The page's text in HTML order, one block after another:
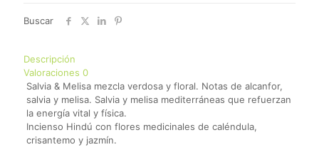
Buscar
Descripción
Valoraciones 0
Salvia & Melisa mezcla verdosa y floral. Notas de alcanfor,
salvia y melisa. Salvia y melisa mediterráneas que refuerzan
la energía vital y física.
Incienso Hindú con flores medicinales de caléndula,
crisantemo y jazmín.